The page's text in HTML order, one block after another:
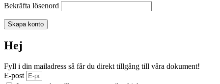
Bekräfta lösenord
Skapa konto
Hej
Fyll i din mailadress så får du direkt tillgång till våra dokument!
E-post